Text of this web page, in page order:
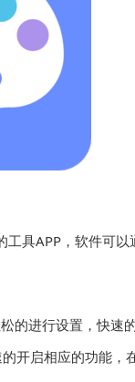
工具APP，软件可
的进行设置，快速
开启相应的功能，